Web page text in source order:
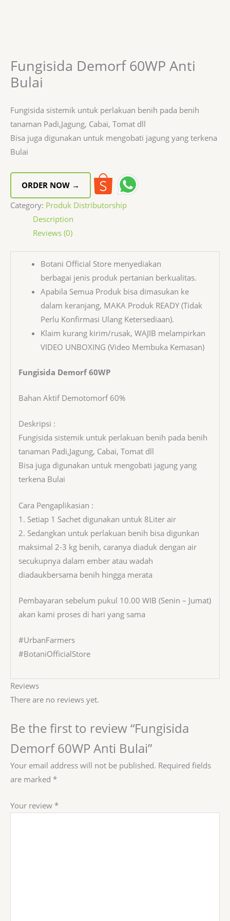
Fungisida Demorf 60WP Anti
Bulai
Fungisida sistemik untuk perlakuan benih pada benih
tanaman Padi,Jagung, Cabai, Tomat dll
Bisa juga digunakan untuk mengobati jagung yang terkena
Bulai
ORDER NOW →
Category: Produk Distributorship
Description
Reviews (0)
Botani Official Store menyediakan
berbagai jenis produk pertanian berkualitas.
Apabila Semua Produk bisa dimasukan ke
dalam keranjang, MAKA Produk READY (Tidak
Perlu Konfirmasi Ulang Ketersediaan).
Klaim kurang kirim/rusak, WAJIB melampirkan
VIDEO UNBOXING (Video Membuka Kemasan)
Fungisida Demorf 60WP
Bahan Aktif Demotomorf 60%
Deskripsi :
Fungisida sistemik untuk perlakuan benih pada benih
tanaman Padi,Jagung, Cabai, Tomat dll
Bisa juga digunakan untuk mengobati jagung yang
terkena Bulai
Cara Pengaplikasian :
1. Setiap 1 Sachet digunakan untuk 8Liter air
2. Sedangkan untuk perlakuan benih bisa digunkan
maksimal 2-3 kg benih, caranya diaduk dengan air
secukupnya dalam ember atau wadah
diadaukbersama benih hingga merata
Pembayaran sebelum pukul 10.00 WIB (Senin – Jumat)
akan kami proses di hari yang sama
#UrbanFarmers
#BotaniOfficialStore
Reviews
There are no reviews yet.
Be the first to review “Fungisida
Demorf 60WP Anti Bulai”
Your email address will not be published. Required fields
are marked *
Your review *